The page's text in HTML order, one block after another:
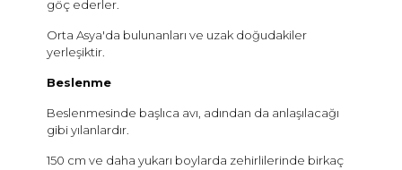
göç ederler.
Orta Asya'da bulunanları ve uzak doğudakiler
yerleşiktir.
Beslenme
Beslenmesinde başlıca avı, adından da anlaşılacağı
gibi yılanlardır.
150 cm ve daha yukarı boylarda zehirlilerinde birkaç